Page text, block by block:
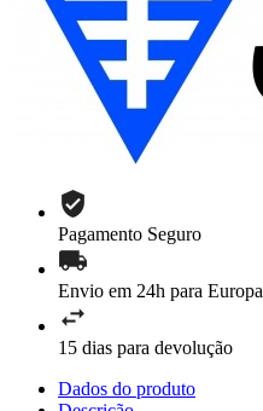
Pagamento Seguro
Envio em 24h para Europa
15 dias para devolução
Dados do produto